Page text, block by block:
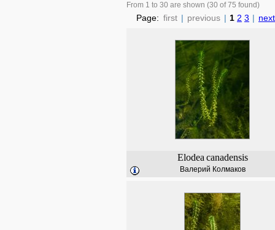
From 1 to 30 are shown (30 of 75 found)
Page: first | previous | 1 2 3 | next
Elodea canadensis
Валерий Колмаков